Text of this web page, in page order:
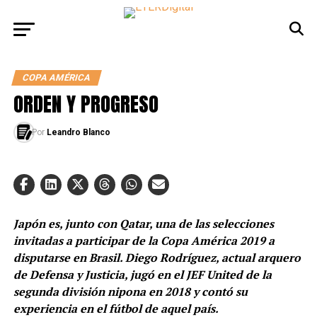
COPA AMÉRICA
ORDEN Y PROGRESO
Por Leandro Blanco
Japón es, junto con Qatar, una de las selecciones
invitadas a participar de la Copa América 2019 a
disputarse en Brasil. Diego Rodríguez, actual arquero
de Defensa y Justicia, jugó en el JEF United de la
segunda división nipona en 2018 y contó su
experiencia en el fútbol de aquel país.